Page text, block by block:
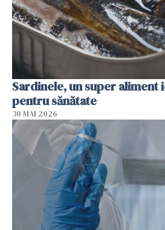
Sardinele, un super aliment
pentru sănătate
30 MAI 2026